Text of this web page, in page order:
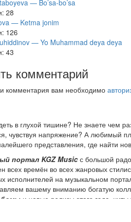
— Bo’sa-bo’sa
28
— Ketma jonim
126
— Yo Muhammad deya deya
43
комментарий
комментария вам необходимо
в глухой тишине? Не знаете чем
чувствуя напряжение? А любимый
представления, где найти
портал KGZ Music с большой
всех времён во всех жанровых
исполнителей на музыкальном
вашему вниманию богатую
и новые релизы этого года,